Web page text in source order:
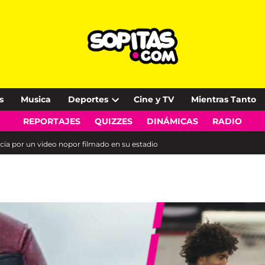
Musica Deportes
Open
dropdown
Cine y TV Mientras Tanto
REPORTAJES QUIZZES DINÁMICAS RADIO
por un video nopor filmado en su estadio